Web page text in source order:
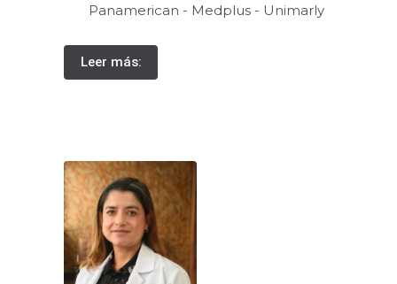
Panamerican - Medplus - Unimarly
Leer más: